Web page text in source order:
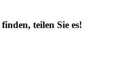
teilen Sie es!